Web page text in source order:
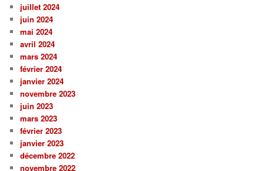
juillet 2024
juin 2024
mai 2024
avril 2024
mars 2024
février 2024
janvier 2024
novembre 2023
juin 2023
mars 2023
février 2023
janvier 2023
décembre 2022
novembre 2022